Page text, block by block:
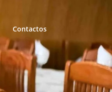
Contactos